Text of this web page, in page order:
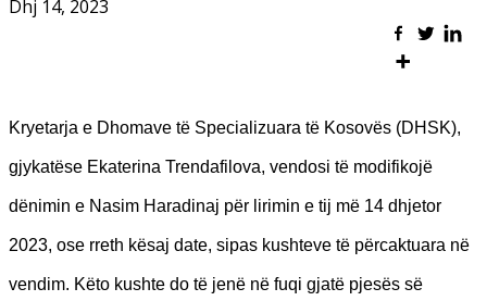
Dhj 14, 2023
Kryetarja e Dhomave të Specializuara të Kosovës (DHSK),
gjykatëse Ekaterina Trendafilova, vendosi të modifikojë
dënimin e Nasim Haradinaj për lirimin e tij më 14 dhjetor
2023, ose rreth kësaj date, sipas kushteve të përcaktuara në
vendim. Këto kushte do të jenë në fuqi gjatë pjesës së